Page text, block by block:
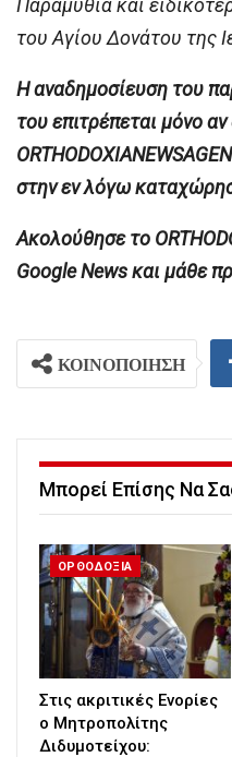
Πα­ρα­μυ­θιά και
του Α­γί­ου Δο­νά­του της
H αναδημοσίευση του
του επιτρέπεται μόνο
στην εν λόγω
Ακολούθησε το
Google News και μάθε
ΚΟΙΝΟΠΟΙΗΣΗ
Μπορεί Επίσης Να
ΟΡΘΟΔΟΞΙΑ
Στις ακριτικές Ενορίες
ο Μητροπολίτης
Διδυμοτείχου: